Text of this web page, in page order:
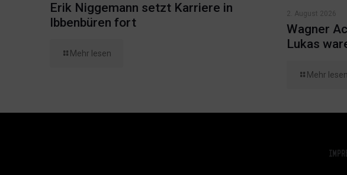
Erik Niggemann setzt Karriere in
Ibbenbüren fort
Mehr lesen
2. August 2026
Wagner
Lukas
Mehr lesen